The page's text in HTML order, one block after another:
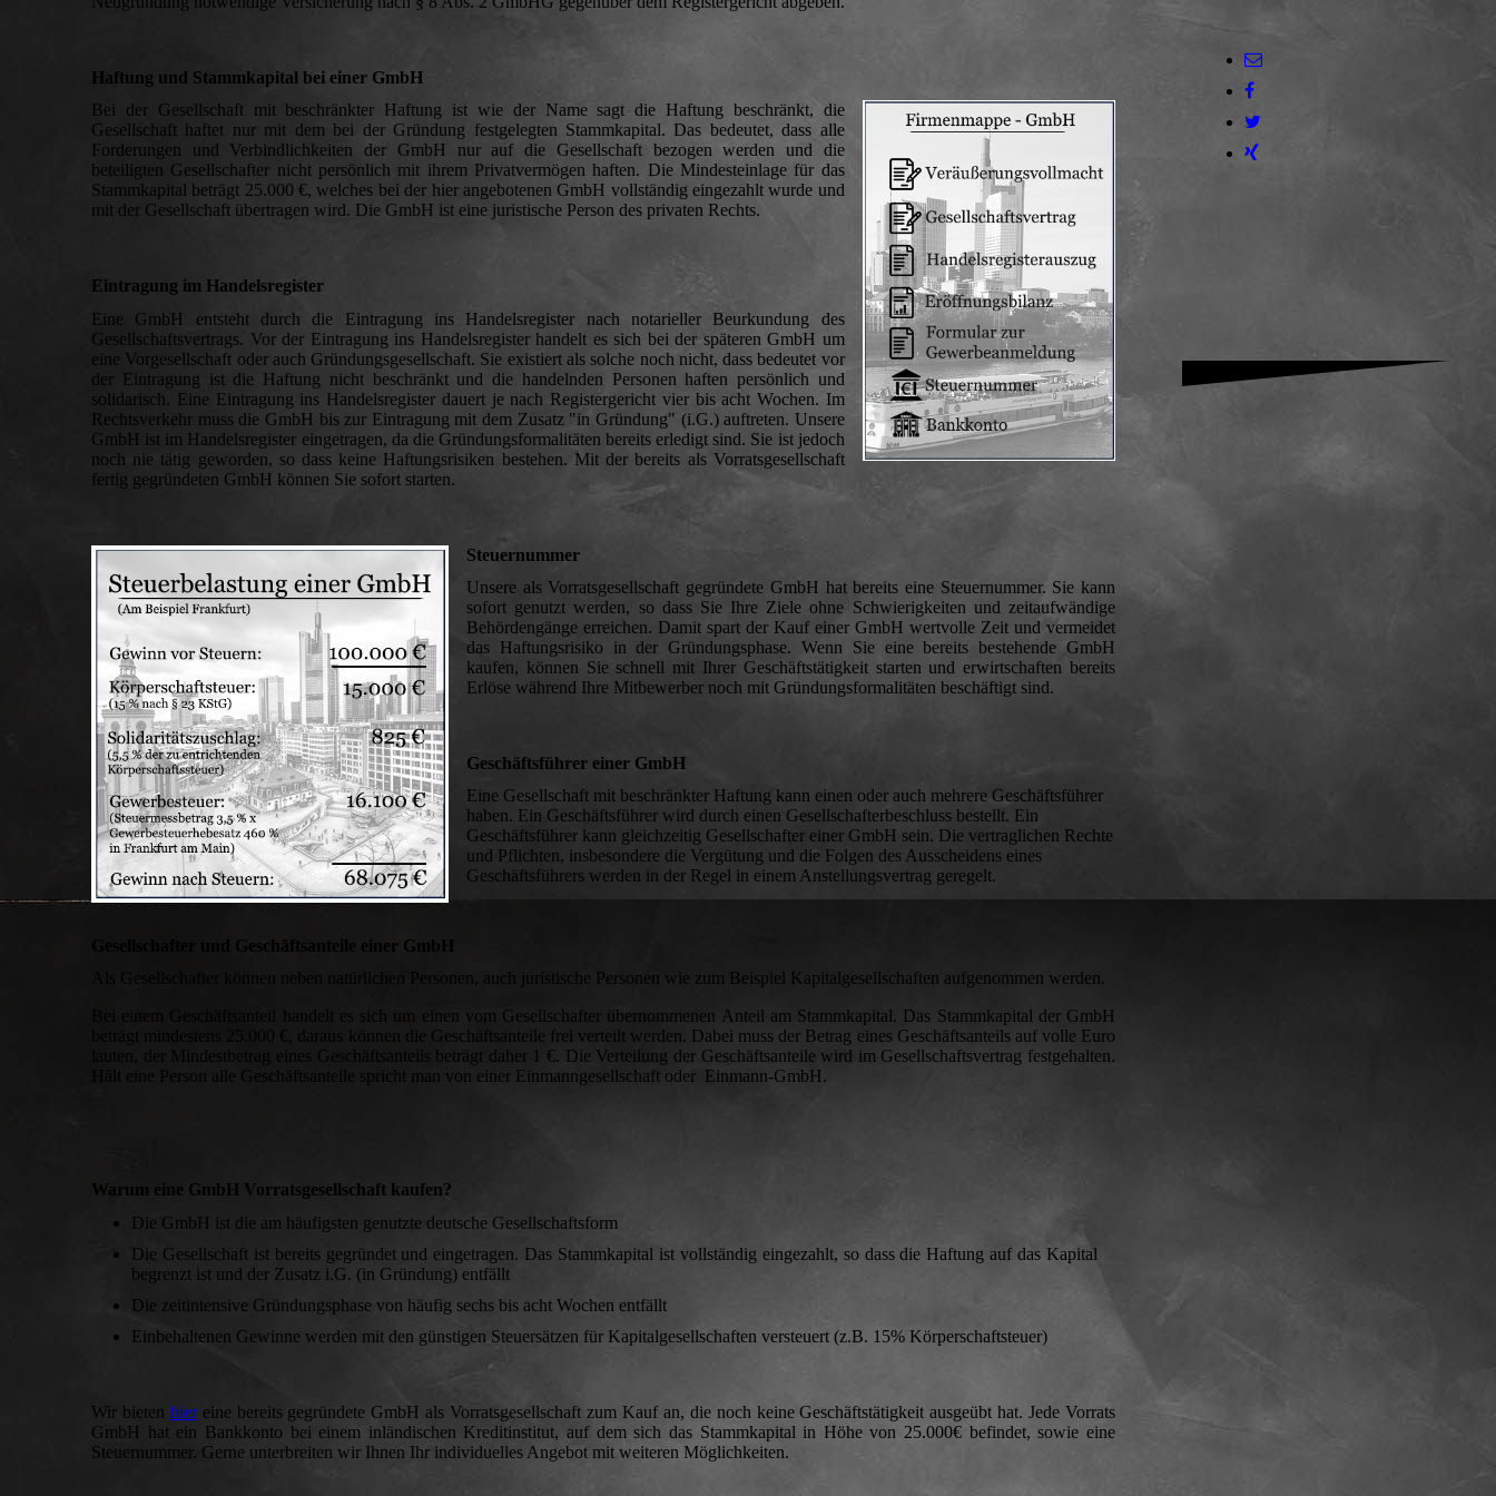
Haftung und Stammkapital bei einer GmbH
Bei der Gesellschaft mit beschränkter Haftung ist wie der Name sagt die Haftung beschränkt, die
Gesellschaft haftet nur mit dem bei der Gründung festgelegten Stammkapital. Das bedeutet, dass alle
Forderungen und Verbindlichkeiten der GmbH nur auf die Gesellschaft bezogen werden und die
beteiligten Gesellschafter nicht persönlich mit ihrem Privatvermögen haften. Die Mindesteinlage für das
Stammkapital beträgt 25.000 €, welches bei der hier angebotenen GmbH vollständig eingezahlt wurde und
mit der Gesellschaft übertragen wird. Die GmbH ist eine juristische Person des privaten Rechts.
Eintragung im Handelsregister
Eine GmbH entsteht durch die Eintragung ins Handelsregister nach notarieller Beurkundung des
Gesellschaftsvertrags. Vor der Eintragung ins Handelsregister handelt es sich bei der späteren GmbH um
eine Vorgesellschaft oder auch Gründungsgesellschaft. Sie existiert als solche noch nicht, dass bedeutet vor
der Eintragung ist die Haftung nicht beschränkt und die handelnden Personen haften persönlich und
solidarisch. Eine Eintragung ins Handelsregister dauert je nach Registergericht vier bis acht Wochen. Im
Rechtsverkehr muss die GmbH bis zur Eintragung mit dem Zusatz "in Gründung" (i.G.) auftreten. Unsere
GmbH ist im Handelsregister eingetragen, da die Gründungsformalitäten bereits erledigt sind. Sie ist jedoch
noch nie tätig geworden, so dass keine Haftungsrisiken bestehen. Mit der bereits als Vorratsgesellschaft
fertig gegründeten GmbH können Sie sofort starten.
Steuernummer
Unsere als Vorratsgesellschaft gegründete GmbH hat bereits eine Steuernummer. Sie kann
sofort genutzt werden, so dass Sie Ihre Ziele ohne Schwierigkeiten und zeitaufwändige
Behördengänge erreichen. Damit spart der Kauf einer GmbH wertvolle Zeit und vermeidet
das Haftungsrisiko in der Gründungsphase. Wenn Sie eine bereits bestehende GmbH
kaufen, können Sie schnell mit Ihrer Geschäftstätigkeit starten und erwirtschaften bereits
Erlöse während Ihre Mitbewerber noch mit Gründungsformalitäten beschäftigt sind.
Geschäftsführer einer GmbH
Eine Gesellschaft mit beschränkter Haftung kann einen oder auch mehrere Geschäftsführer
haben. Ein Geschäftsführer wird durch einen Gesellschafterbeschluss bestellt. Ein
Geschäftsführer kann gleichzeitig Gesellschafter einer GmbH sein. Die vertraglichen Rechte
und Pflichten, insbesondere die Vergütung und die Folgen des Ausscheidens eines
Geschäftsführers werden in der Regel in einem Anstellungsvertrag geregelt.
Gesellschafter und Geschäftsanteile einer GmbH
Als Gesellschafter können neben natürlichen Personen, auch juristische Personen wie zum Beispiel Kapitalgesellschaften aufgenommen werden.
Bei einem Geschäftsanteil handelt es sich um einen vom Gesellschafter übernommenen Anteil am Stammkapital. Das Stammkapital der GmbH
beträgt mindestens 25.000 €, daraus können die Geschäftsanteile frei verteilt werden. Dabei muss der Betrag eines Geschäftsanteils auf volle Euro
lauten, der Mindestbetrag eines Geschäftsanteils beträgt daher 1 €. Die Verteilung der Geschäftsanteile wird im Gesellschaftsvertrag festgehalten.
Hält eine Person alle Geschäftsanteile spricht man von einer Einmanngesellschaft oder Einmann-GmbH.
Warum eine GmbH Vorratsgesellschaft kaufen?
Die GmbH ist die am häufigsten genutzte deutsche Gesellschaftsform
Die Gesellschaft ist bereits gegründet und eingetragen. Das Stammkapital ist vollständig eingezahlt, so dass die Haftung auf das Kapital
begrenzt ist und der Zusatz i.G. (in Gründung) entfällt
Die zeitintensive Gründungsphase von häufig sechs bis acht Wochen entfällt
Einbehaltenen Gewinne werden mit den günstigen Steuersätzen für Kapitalgesellschaften versteuert (z.B. 15% Körperschaftsteuer)
Wir bieten hiereine bereits gegründete GmbH als Vorratsgesellschaft zum Kauf an, die noch keine Geschäftstätigkeit ausgeübt hat. Jede Vorrats
GmbH hat ein Bankkonto bei einem inländischen Kreditinstitut, auf dem sich das Stammkapital in Höhe von 25.000€ befindet, sowie eine
Steuernummer. Gerne unterbreiten wir Ihnen Ihr individuelles Angebot mit weiteren Möglichkeiten.